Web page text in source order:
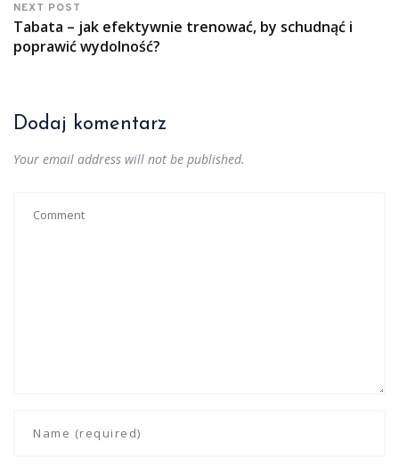
NEXT POST
Tabata – jak efektywnie trenować, by schudnąć i
poprawić wydolność?
Dodaj komentarz
Your email address will not be published.